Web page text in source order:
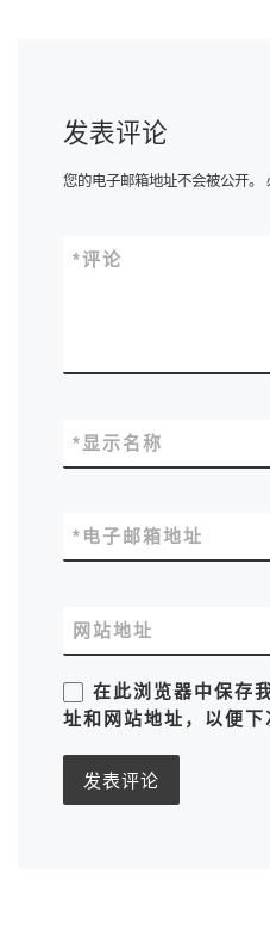
发表评论
您的电子邮箱地址不会被公开。
评论
*
显示名称
*
电子邮箱地址
*
网站地址
在此浏览器中保存
址和网站地址，以便下